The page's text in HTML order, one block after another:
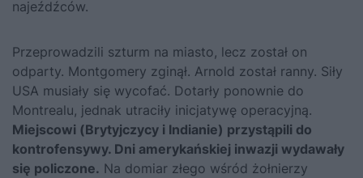
najeźdźców.
Przeprowadzili szturm na miasto, lecz został on
odparty. Montgomery zginął. Arnold został ranny. Siły
USA musiały się wycofać. Dotarły ponownie do
Montrealu, jednak utraciły inicjatywę operacyjną.
Miejscowi (Brytyjczycy i Indianie) przystąpili do
kontrofensywy. Dni amerykańskiej inwazji wydawały
się policzone. Na domiar złego wśród żołnierzy